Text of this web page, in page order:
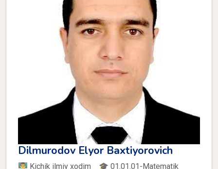
Dilmurodov Elyor Baxtiyorovich
👨‍🏫 Kichik ilmiy xodim 🎓 01.01.01-Matematik